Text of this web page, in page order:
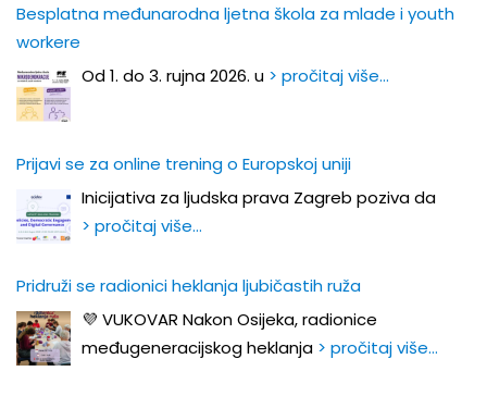
Besplatna međunarodna ljetna škola za mlade i youth
workere
Od 1. do 3. rujna 2026. u > pročitaj više…
Prijavi se za online trening o Europskoj uniji
Inicijativa za ljudska prava Zagreb poziva da
> pročitaj više…
Pridruži se radionici heklanja ljubičastih ruža
💜 VUKOVAR Nakon Osijeka, radionice
međugeneracijskog heklanja > pročitaj više…